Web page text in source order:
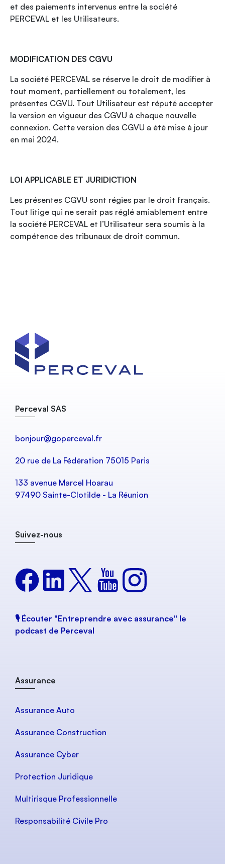
et des paiements intervenus entre la société
PERCEVAL et les Utilisateurs.
MODIFICATION DES CGVU
La société PERCEVAL se réserve le droit de modifier à
tout moment, partiellement ou totalement, les
présentes CGVU. Tout Utilisateur est réputé accepter
la version en vigueur des CGVU à chaque nouvelle
connexion. Cette version des CGVU a été mise à jour
en mai 2024.
LOI APPLICABLE ET JURIDICTION
Les présentes CGVU sont régies par le droit français.
Tout litige qui ne serait pas réglé amiablement entre
la société PERCEVAL et l’Utilisateur sera soumis à la
compétence des tribunaux de droit commun.
Perceval SAS
bonjour@goperceval.fr
20 rue de La Fédération 75015 Paris
133 avenue Marcel Hoarau
97490 Sainte-Clotilde - La Réunion
Suivez-nous
🎙️ Écouter "Entreprendre avec assurance" le
podcast de Perceval
Assurance
Assurance Auto
Assurance Construction
Assurance Cyber
Protection Juridique
Multirisque Professionnelle
Responsabilité Civile Pro